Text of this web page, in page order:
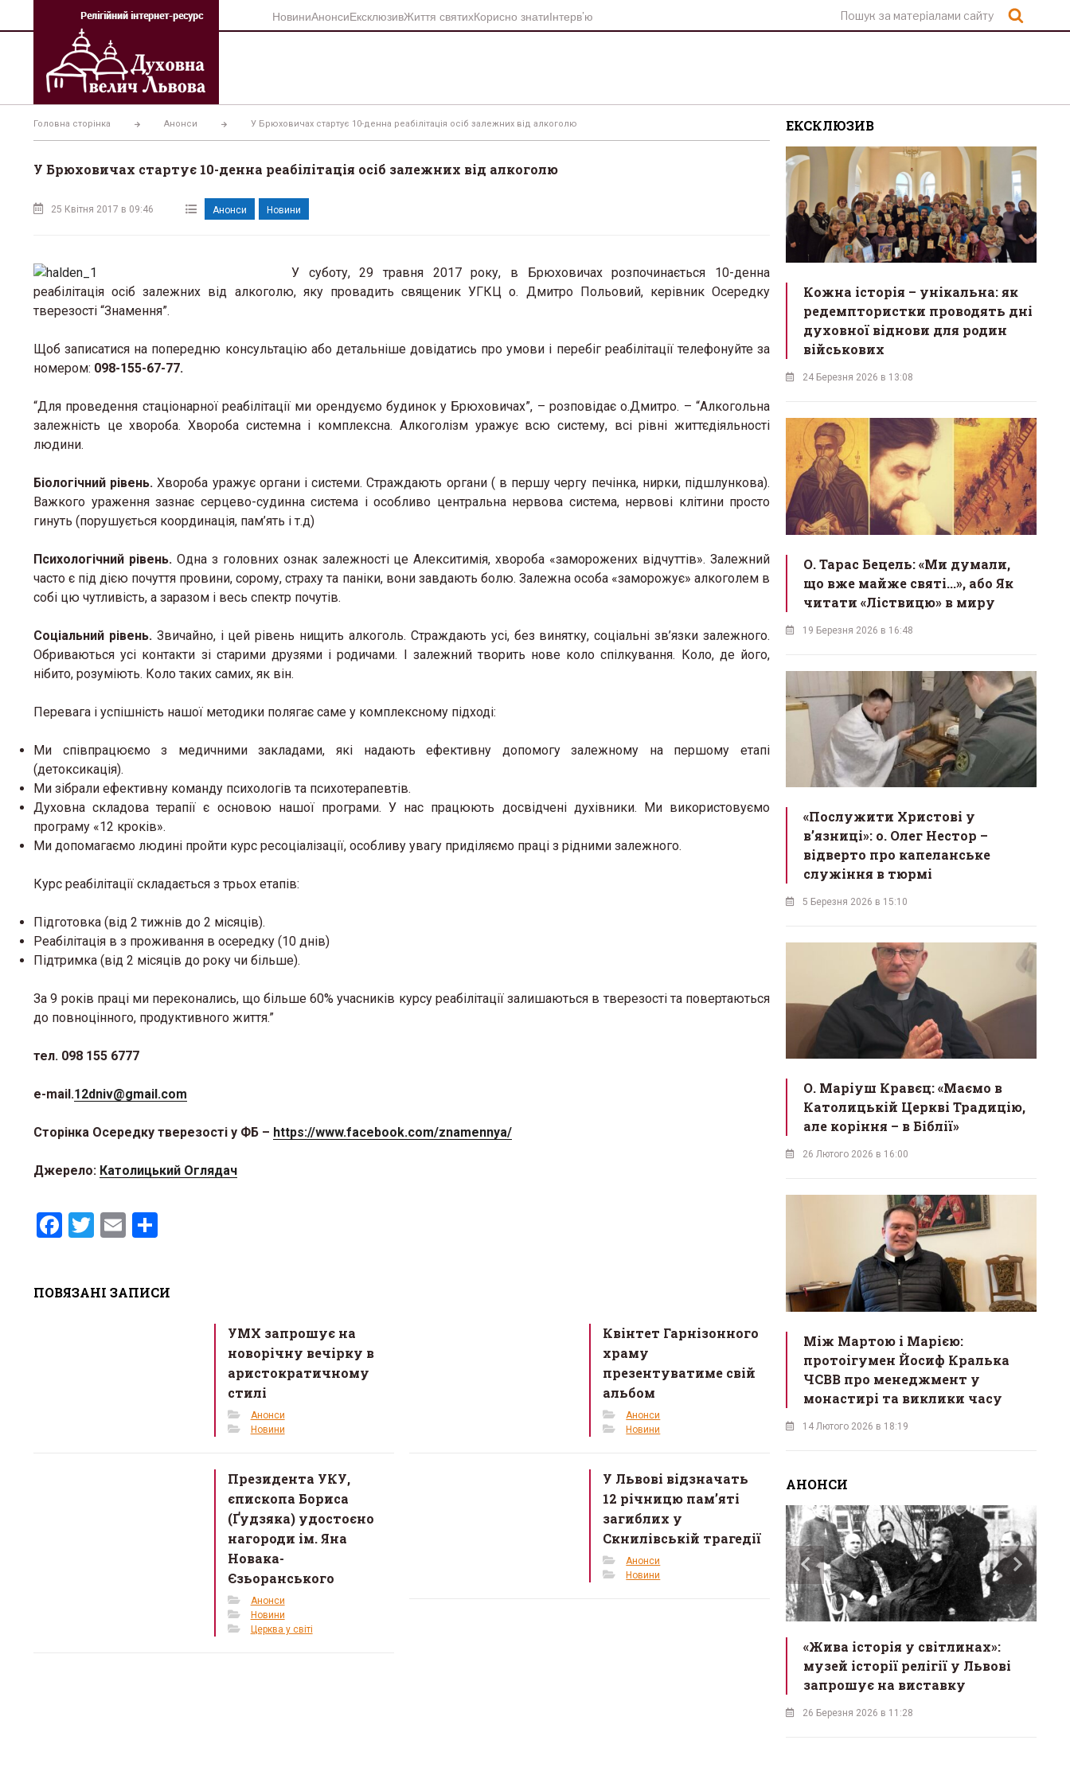
вмісту
НовиниАнонсиЕксклюзивЖиття святихКорисно знатиІнтерв’ю
Головна сторінка Анонси У Брюховичах стартує 10-денна реабілітація осіб залежних від алкоголю
У Брюховичах стартує 10-денна реабілітація осіб залежних від алкоголю
25 Квітня 2017 в 09:46 Анонси Новини
У суботу, 29 травня 2017 року, в Брюховичах розпочинається 10-денна
реабілітація осіб залежних від алкоголю, яку провадить священик УГКЦ о. Дмитро Польовий, керівник Осередку
тверезості “Знамення”.
Щоб записатися на попередню консультацію або детальніше довідатись про умови і перебіг реабілітації телефонуйте за
номером: 098-155-67-77.
“Для проведення стаціонарної реабілітації ми орендуємо будинок у Брюховичах”, – розповідає о.Дмитро. – “Алкогольна
залежність це хвороба. Хвороба системна і комплексна. Алкоголізм уражує всю систему, всі рівні життєдіяльності
людини.
Біологічний рівень. Хвороба уражує органи і системи. Страждають органи ( в першу чергу печінка, нирки, підшлункова).
Важкого ураження зазнає серцево-судинна система і особливо центральна нервова система, нервові клітини просто
гинуть (порушується координація, пам’ять і т.д)
Психологічний рівень.Одна з головних ознак залежності це Алекситимія, хвороба «заморожених відчуттів». Залежний
часто є під дією почуття провини, сорому, страху та паніки, вони завдають болю. Залежна особа «заморожує» алкоголем в
собі цю чутливість, а заразом і весь спектр почутів.
Соціальний рівень.Звичайно, і цей рівень нищить алкоголь. Страждають усі, без винятку, соціальні зв’язки залежного.
Обриваються усі контакти зі старими друзями і родичами. І залежний творить нове коло спілкування. Коло, де його,
нібито, розуміють. Коло таких самих, як він.
Перевага і успішність нашої методики полягає саме у комплексному підході:
Ми співпрацюємо з медичними закладами, які надають ефективну допомогу залежному на першому етапі
(детоксикація).
Ми зібрали ефективну команду психологів та психотерапевтів.
Духовна складова терапії є основою нашої програми. У нас працюють досвідчені духівники. Ми використовуємо
програму «12 кроків».
Ми допомагаємо людині пройти курс ресоціалізації, особливу увагу приділяємо праці з рідними залежного.
Курс реабілітації складається з трьох етапів:
Підготовка (від 2 тижнів до 2 місяців).
Реабілітація в з проживання в осередку (10 днів)
Підтримка (від 2 місяців до року чи більше).
За 9 років праці ми переконались, що більше 60% учасників курсу реабілітації залишаються в тверезості та повертаються
до повноцінного, продуктивного життя.”
тел. 098 155 6777
e-mail.12dniv@gmail.com
Сторінка Осередку тверезості у ФБ – https://www.facebook.com/znamennya/
Джерело: Католицький Оглядач
F
b
T
er
E
e
ПОВЯЗАНІ ЗАПИСИ
УМХ запрошує на
новорічну вечірку в
аристократичному
стилі
Анонси
Новини
Квінтет Гарнізонного
храму
презентуватиме свій
альбом
Анонси
Новини
Президента УКУ,
єпископа Бориса
(Ґудзяка) удостоєно
нагороди ім. Яна
Новака-
Єзьоранського
Анонси
Новини
Церква у світі
У Львові відзначать
12 річницю пам’яті
загиблих у
Скнилівській трагедії
Анонси
Новини
ЕКСКЛЮЗИВ
Кожна історія – унікальна: як
редемптористки проводять дні
духовної віднови для родин
військових
24 Березня 2026 в 13:08
О. Тарас Бецель: «Ми думали,
що вже майже святі...», або Як
читати «Ліствицю» в миру
19 Березня 2026 в 16:48
«Послужити Христові у
вʼязниці»: о. Олег Нестор –
відверто про капеланське
служіння в тюрмі
5 Березня 2026 в 15:10
О. Маріуш Кравєц: «Маємо в
Католицькій Церкві Традицію,
але коріння – в Біблії»
26 Лютого 2026 в 16:00
Між Мартою і Марією:
протоігумен Йосиф Кралька
ЧСВВ про менеджмент у
монастирі та виклики часу
14 Лютого 2026 в 18:19
АНОНСИ
«Жива історія у світлинах»:
музей історії релігії у Львові
запрошує на виставку
26 Березня 2026 в 11:28